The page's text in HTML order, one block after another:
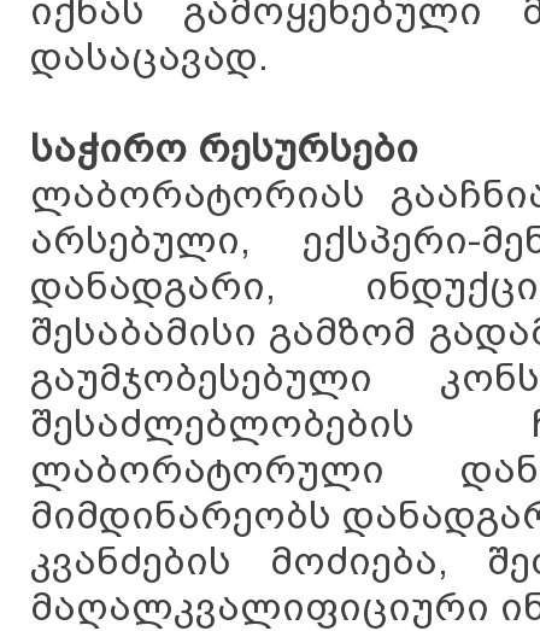
იქნას გამოყენებული
დასაცავად.
საჭირო რესურსები
ლაბორატორიას
არსებული, ექსპერი-
დანადგარი,
შესაბამისი გამზომ
გაუმჯობესებული
ლაბორატორული
მიმდინარეობს
კვანძების მოძიება,
მაღალკვალიფიციური